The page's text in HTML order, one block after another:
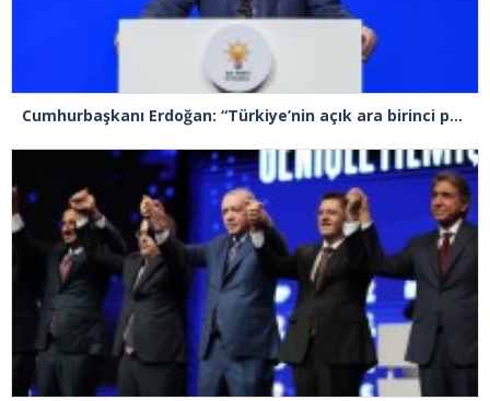
Cumhurbaşkanı Erdoğan: “Türkiye’nin açık ara birinci partisiyiz”